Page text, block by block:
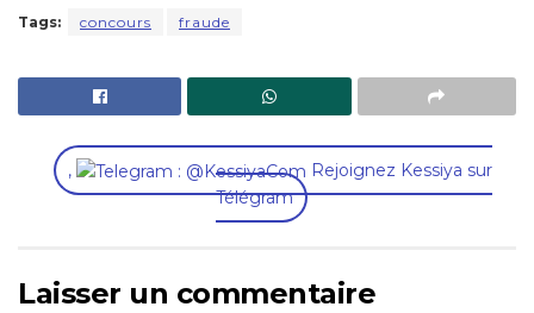
Tags: concours fraude
,
Rejoignez Kessiya sur
Télégram
Laisser un commentaire